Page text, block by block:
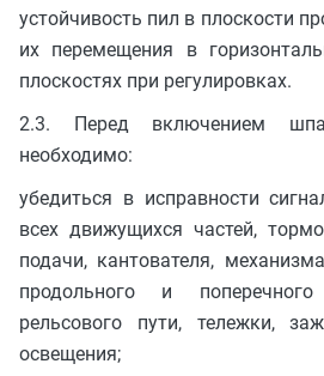
устойчивость пил в плоскости
их перемещения в
плоскостях при регулировках.
2.3. Перед включением
необходимо:
убедиться в исправности
всех движущихся частей,
подачи, кантователя,
продольного и поперечного
рельсового пути, тележки,
освещения;